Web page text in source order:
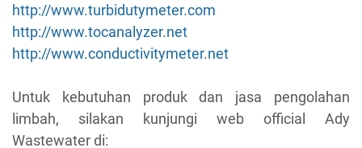
http://www.turbidutymeter.com
http://www.tocanalyzer.net
http://www.conductivitymeter.net
Untuk kebutuhan produk dan jasa pengolahan
limbah, silakan kunjungi web official Ady
Wastewater di: